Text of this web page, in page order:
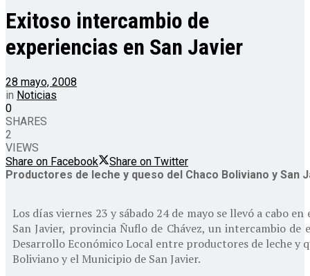
Exitoso intercambio de
experiencias en San Javier
28 mayo, 2008
in Noticias
0
SHARES
2
VIEWS
Share on Facebook
Share on Twitter
Productores de leche y queso del Chaco Boliviano y San
Los días viernes 23 y sábado 24 de mayo se llevó a cabo
San Javier, provincia Ñuflo de Chávez, un intercambio de
Desarrollo Económico Local entre productores de leche y
Boliviano y el Municipio de San Javier.